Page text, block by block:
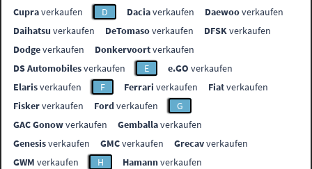
Cupraverkaufen D Daciaverkaufen Daewooverkaufen
Daihatsu verkaufen DeTomasoverkaufen DFSKverkaufen
Dodgeverkaufen Donkervoortverkaufen
DS Automobilesverkaufen E e.GO verkaufen
Elarisverkaufen F Ferrari verkaufen Fiatverkaufen
Fiskerverkaufen Fordverkaufen
G
GAC Gonowverkaufen Gemballaverkaufen
Genesisverkaufen GMCverkaufen Grecavverkaufen
GWM verkaufen H Hamannverkaufen